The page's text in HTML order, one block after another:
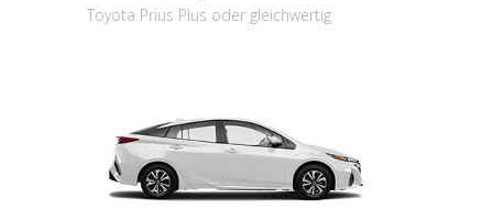
Toyota Prius Plus oder gleichwertig